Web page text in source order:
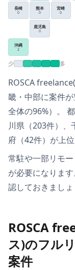
長崎
0
熊本
0
宮崎
0
鹿児島
0
沖縄
2
少 多
ROSCA
畿・中部に案件
全体の96%） 。
川県（203件）、
府（42件） が上
常駐や一部リモ
が必要になりま
認しておきましょ
ROSCA
ス)のフル
案件